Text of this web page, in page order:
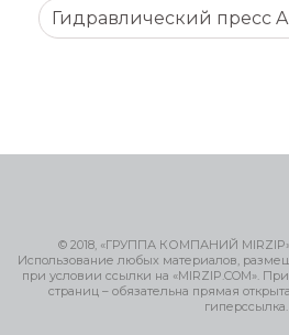
Гидравлический пресс
© 2018, «ГРУППА КОМПАНИЙ
Использование любых материалов,
при условии ссылки на «MIRZIP.COM».
страниц – обязательна прямая
гиперссылка.